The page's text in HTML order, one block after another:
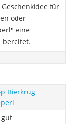
für
oder
eine
bereitet.
Bierkrug
gut